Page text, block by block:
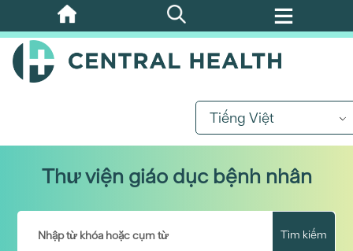
Bỏ
qua
nội
Tiếng Việt
Thư viện giáo dục bệnh nhân
Tìm kiếm